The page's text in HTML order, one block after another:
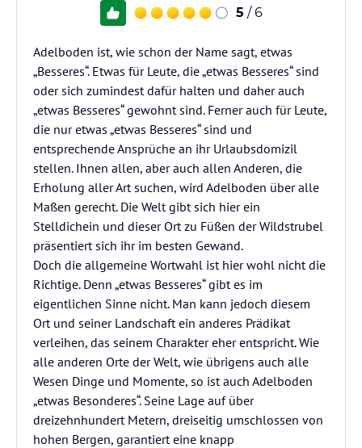
5 / 6
Adelboden ist, wie schon der Name sagt, etwas
„Besseres“. Etwas für Leute, die „etwas Besseres“ sind
oder sich zumindest dafür halten und daher auch
„etwas Besseres“ gewohnt sind. Ferner auch für Leute,
die nur etwas „etwas Besseres“ sind und
entsprechende Ansprüche an ihr Urlaubsdomizil
stellen. Ihnen allen, aber auch allen Anderen, die
Erholung aller Art suchen, wird Adelboden über alle
Maßen gerecht. Die Welt gibt sich hier ein
Stelldichein und dieser Ort zu Füßen der Wildstrubel
präsentiert sich ihr im besten Gewand.
Doch die allgemeine Wortwahl ist hier wohl nicht die
Richtige. Denn „etwas Besseres“ gibt es im
eigentlichen Sinne nicht. Man kann jedoch diesem
Ort und seiner Landschaft ein anderes Prädikat
verleihen, das seinem Charakter eher entspricht. Wie
alle anderen Orte der Welt, wie übrigens auch alle
Wesen Dinge und Momente, so ist auch Adelboden
„etwas Besonderes“. Seine Lage auf über
dreizehnhundert Metern, dreiseitig umschlossen von
hohen Bergen, garantiert eine knapp